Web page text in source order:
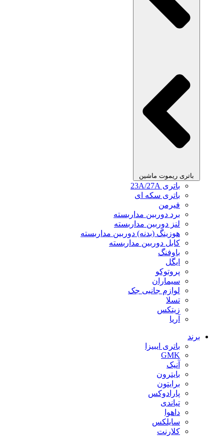
باتری ریموت ماشین
باتری 23A/27A
باتری سکه ای
فیرمن
برد دوربین مداربسته
لنز دوربین مداربسته
هوزینگ (بدنه) دوربین مداربسته
کابل دوربین مداربسته
باوفنگ
ایگل
پروتوکو
سیماران
لوازم جانبی جک
تسلا
زیتکس
آریا
برند
باتری ایبیزا
GMK
آنیک
بایترون
برایتون
پارادوکس
تیاندی
داهوا
سایلکس
کلارنت